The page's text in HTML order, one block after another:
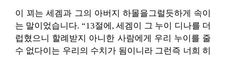
이 꾀는 세겜과 그의 아버지 하몰을그럴듯하게 속이
는 말이었습니다. “13절에, 세겜이 그 누이 디나를 더
럽혔으니 할례받지 아니한 사람에게 우리 누이를 줄
수 없다이는 우리의 수치가 됨이니라 그런즉 너희 히